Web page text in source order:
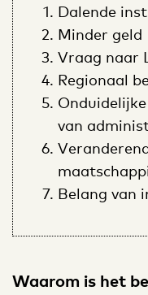
Dalende
Minder geld
Vraag naar
Regionaal
van
Belang van
Waarom is het